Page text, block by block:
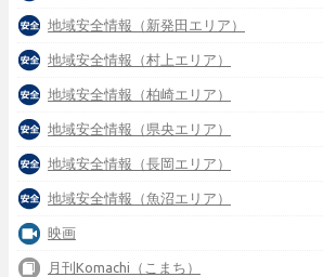
地域安全情報（新発田エリア）
地域安全情報（村上エリア）
地域安全情報（柏崎エリア）
地域安全情報（県央エリア）
地域安全情報（長岡エリア）
地域安全情報（魚沼エリア）
映画
月刊Komachi（こまち）